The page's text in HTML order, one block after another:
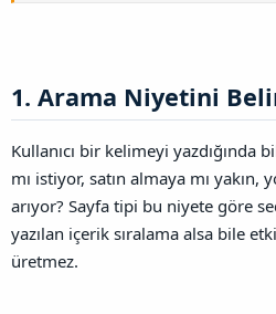
1. Arama Niyetini
Kullanıcı bir kelimeyi yazdığında
mı istiyor, satın almaya mı
arıyor? Sayfa tipi bu niyete göre
yazılan içerik sıralama alsa bile
üretmez.